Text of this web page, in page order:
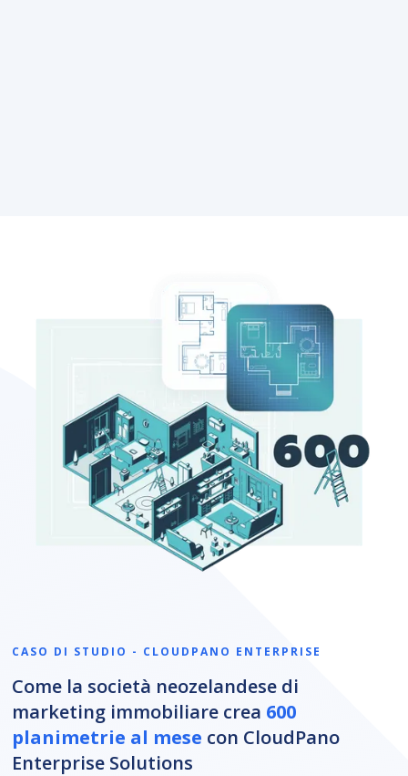
CASO DI STUDIO - CLOUDPANO ENTERPRISE
Come la società neozelandese di
marketing immobiliare crea 600
planimetrie al mese con CloudPano
Enterprise Solutions